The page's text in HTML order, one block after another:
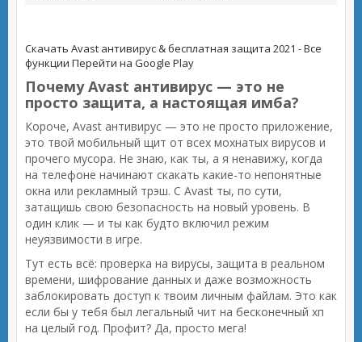
Скачать Avast антивирус & бесплатная защита 2021 - Все
функции Перейти на Google Play
Почему Avast антивирус — это не
просто защита, а настоящая имба?
Короче, Avast антивирус — это не просто приложение,
это твой мобильный щит от всех мохнатых вирусов и
прочего мусора. Не знаю, как ты, а я ненавижу, когда
на телефоне начинают скакать какие-то непонятные
окна или рекламный трэш. С Avast ты, по сути,
затащишь свою безопасность на новый уровень. В
один клик — и ты как будто включил режим
неуязвимости в игре.
Тут есть всё: проверка на вирусы, защита в реальном
времени, шифрование данных и даже возможность
заблокировать доступ к твоим личным файлам. Это как
если бы у тебя был легальный чит на бесконечный хп
на целый год. Профит? Да, просто мега!